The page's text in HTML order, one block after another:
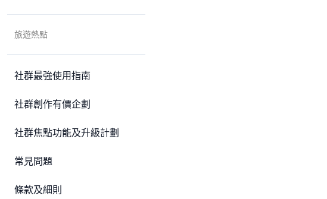
旅遊熱點
社群最強使用指南
社群創作有價企劃
社群焦點功能及升級計劃
常見問題
條款及細則